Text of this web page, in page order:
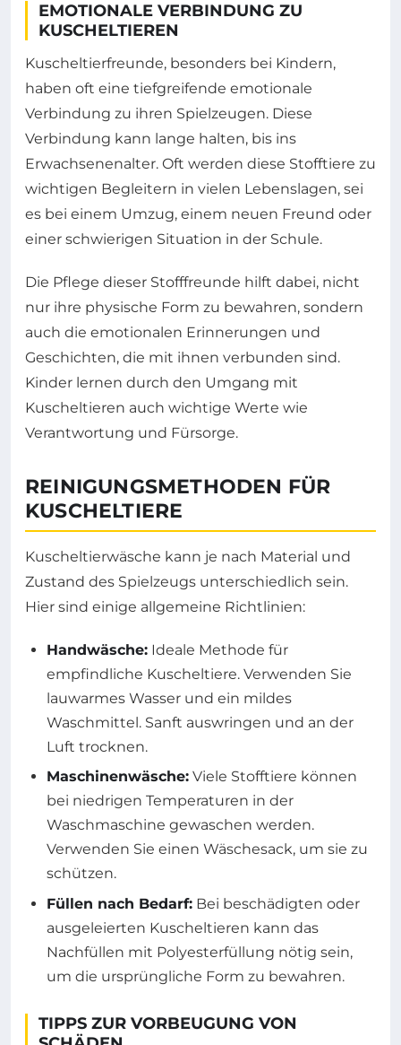
EMOTIONALE VERBINDUNG ZU
KUSCHELTIEREN
Kuscheltierfreunde, besonders bei Kindern,
haben oft eine tiefgreifende emotionale
Verbindung zu ihren Spielzeugen. Diese
Verbindung kann lange halten, bis ins
Erwachsenenalter. Oft werden diese Stofftiere zu
wichtigen Begleitern in vielen Lebenslagen, sei
es bei einem Umzug, einem neuen Freund oder
einer schwierigen Situation in der Schule.
Die Pflege dieser Stofffreunde hilft dabei, nicht
nur ihre physische Form zu bewahren, sondern
auch die emotionalen Erinnerungen und
Geschichten, die mit ihnen verbunden sind.
Kinder lernen durch den Umgang mit
Kuscheltieren auch wichtige Werte wie
Verantwortung und Fürsorge.
REINIGUNGSMETHODEN FÜR
KUSCHELTIERE
Kuscheltierwäsche kann je nach Material und
Zustand des Spielzeugs unterschiedlich sein.
Hier sind einige allgemeine Richtlinien:
Handwäsche: Ideale Methode für
empfindliche Kuscheltiere. Verwenden Sie
lauwarmes Wasser und ein mildes
Waschmittel. Sanft auswringen und an der
Luft trocknen.
Maschinenwäsche: Viele Stofftiere können
bei niedrigen Temperaturen in der
Waschmaschine gewaschen werden.
Verwenden Sie einen Wäschesack, um sie zu
schützen.
Füllen nach Bedarf: Bei beschädigten oder
ausgeleierten Kuscheltieren kann das
Nachfüllen mit Polyesterfüllung nötig sein,
um die ursprüngliche Form zu bewahren.
TIPPS ZUR VORBEUGUNG VON